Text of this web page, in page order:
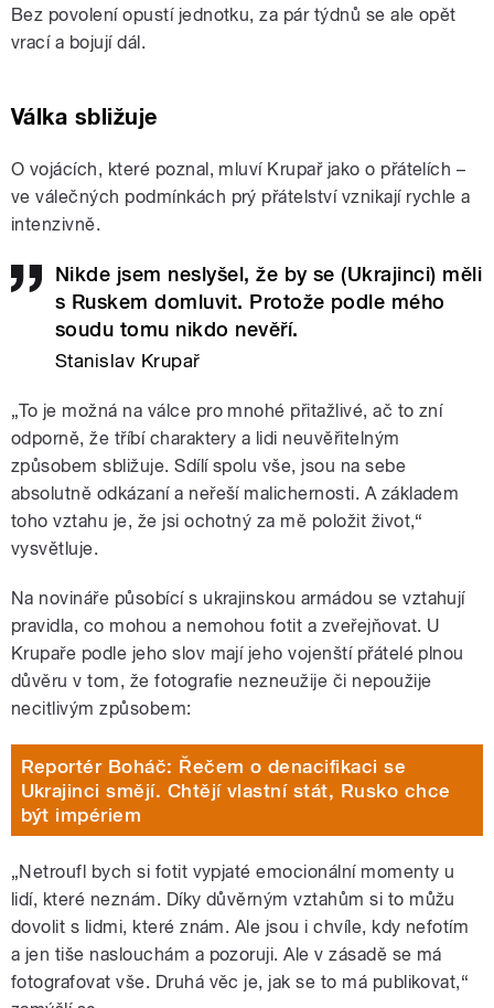
Bez povolení opustí jednotku, za pár týdnů se ale opět
vrací a bojují dál.
Válka sbližuje
O vojácích, které poznal, mluví Krupař jako o přátelích –
ve válečných podmínkách prý přátelství vznikají rychle a
intenzivně.
Nikde jsem neslyšel, že by se (Ukrajinci) měli
s Ruskem domluvit. Protože podle mého
soudu tomu nikdo nevěří.
Stanislav Krupař
„To je možná na válce pro mnohé přitažlivé, ač to zní
odporně, že tříbí charaktery a lidi neuvěřitelným
způsobem sbližuje. Sdílí spolu vše, jsou na sebe
absolutně odkázaní a neřeší malichernosti. A základem
toho vztahu je, že jsi ochotný za mě položit život,“
vysvětluje.
Na novináře působící s ukrajinskou armádou se vztahují
pravidla, co mohou a nemohou fotit a zveřejňovat. U
Krupaře podle jeho slov mají jeho vojenští přátelé plnou
důvěru v tom, že fotografie nezneužije či nepoužije
necitlivým způsobem:
Reportér Boháč: Řečem o denacifikaci se
Ukrajinci smějí. Chtějí vlastní stát, Rusko chce
být impériem
„Netroufl bych si fotit vypjaté emocionální momenty u
lidí, které neznám. Díky důvěrným vztahům si to můžu
dovolit s lidmi, které znám. Ale jsou i chvíle, kdy nefotím
a jen tiše naslouchám a pozoruji. Ale v zásadě se má
fotografovat vše. Druhá věc je, jak se to má publikovat,“